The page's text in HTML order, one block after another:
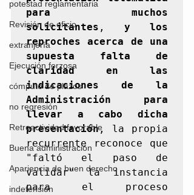
potestad reglamentaria
Revisión de oficio
extranjería
Ejecución forzosa
cómputo de plazos
no regresión
Retroactividad favorable
Buena administración
Apariencia de buen derecho
indefensión
para muchos
solicitantes , y los
reproches acerca de una
supuesta falta de
claridad en las
indicaciones de la
Administración para
llevar a cabo dicha
presentación, la propia
recurrente reconoce que
"faltó el paso de
validar" la instancia
para el proceso